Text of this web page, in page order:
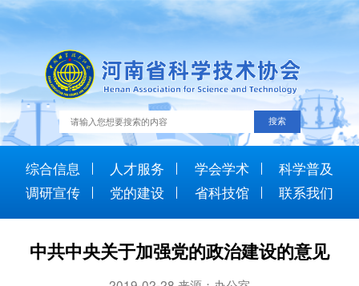
综合信息 人才服务 学会学术
科学普及
调研宣传
党的建设 省科技馆 联系我们
中共中央关于加强党的政治建设的意见